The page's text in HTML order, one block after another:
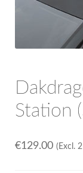
Inloggen /
Station
€129.00 (Excl.